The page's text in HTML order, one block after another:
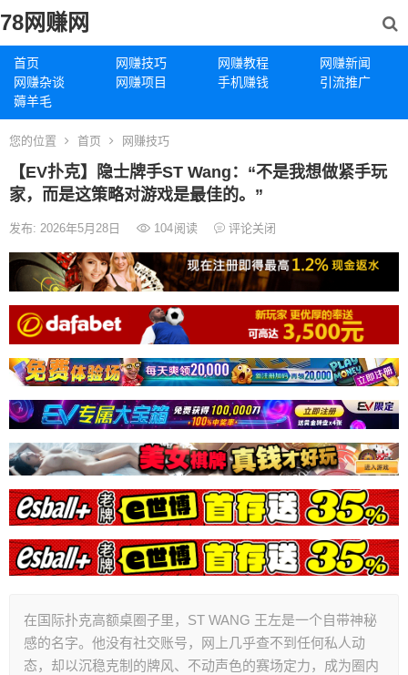
78网赚网
首页 网赚技巧 网赚教程
网赚新闻
网赚杂谈
网赚项目 手机赚钱
引流推广
薅羊毛
您的位置 首页 网赚技巧
【EV扑克】隐士牌手ST Wang：“不是我想做紧手玩
家，而是这策略对游戏是最佳的。”
发布: 2026年5月28日 104阅读 评论关闭
在国际扑克高额桌圈子里，ST WANG 王左是一个自带神秘
感的名字。他没有社交账号，网上几乎查不到任何私人动
态，却以沉稳克制的牌风、不动声色的赛场定力，成为圈内